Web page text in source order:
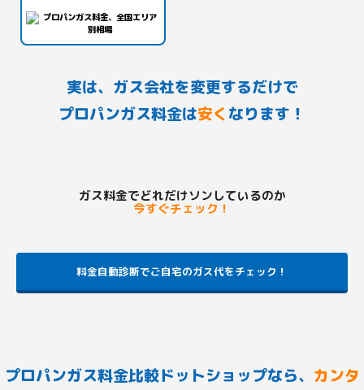
実は、ガス会社を変更するだけで
プロパンガス料金は安くなります！
ガス料金でどれだけソンしているのか
今すぐチェック！
料金自動診断でご自宅のガス代をチェック！
プロパンガス料金比較ドットショップなら、 カンタ